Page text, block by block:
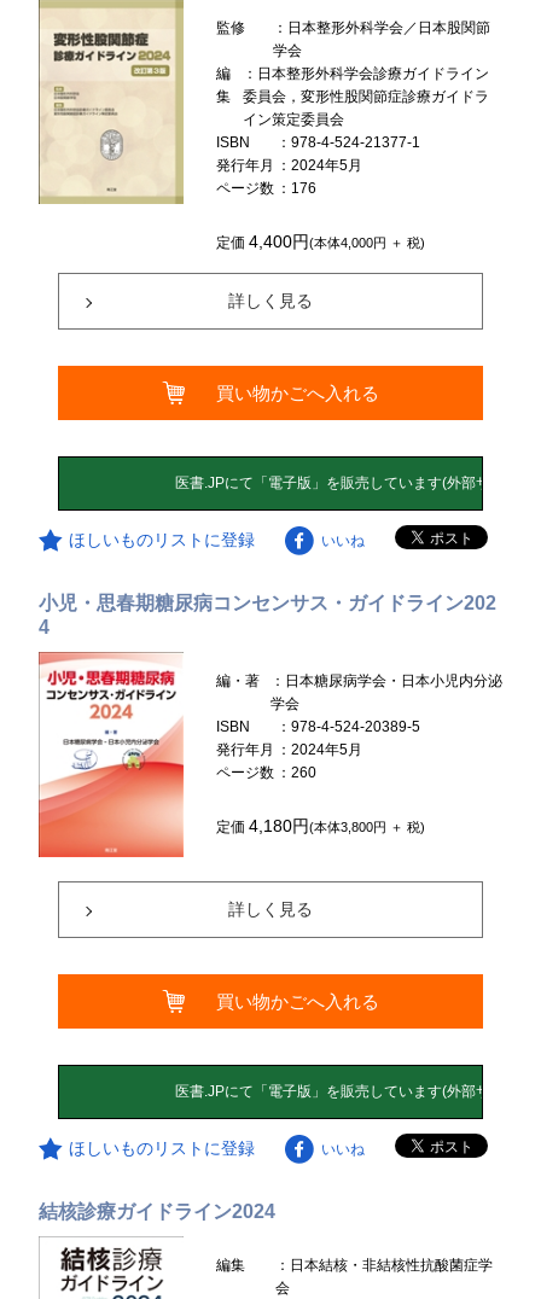
監修
：日本整形外科学会／日本股関節
学会
編
集
：日本整形外科学会診療ガイドライン
委員会，変形性股関節症診療ガイドラ
イン策定委員会
ISBN
：978-4-524-21377-1
発行年月
：2024年5月
ページ数 ：176
定価4,400円(本体4,000円 ＋ 税)
詳しく見る
買い物かごへ入れる
ほしいものリストに登録 いいね
小児・思春期糖尿病コンセンサス・ガイドライン202
4
編・著
：日本糖尿病学会・日本小児内分泌
学会
ISBN
：978-4-524-20389-5
発行年月
：2024年5月
ページ数 ：260
定価4,180円(本体3,800円 ＋ 税)
詳しく見る
買い物かごへ入れる
ほしいものリストに登録 いいね
結核診療ガイドライン2024
編集
：日本結核・非結核性抗酸菌症学
会